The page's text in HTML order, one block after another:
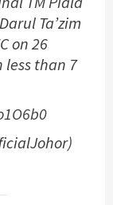
Ta’zim
on 26
less than 7